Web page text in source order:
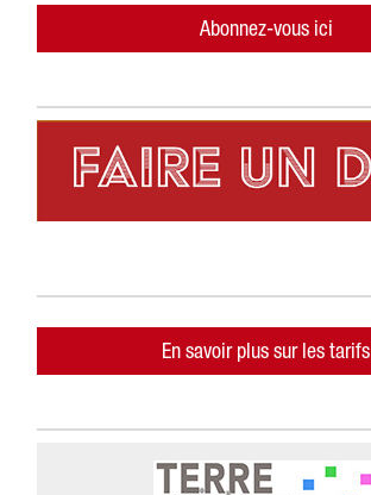
Abonnez-vous ici
En savoir plus sur les tarifs